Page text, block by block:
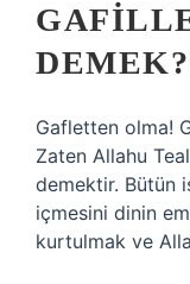
DEMEK?
Gafletten olma!
Zaten Allahu
demektir. Bütün
içmesini dinin
kurtulmak ve